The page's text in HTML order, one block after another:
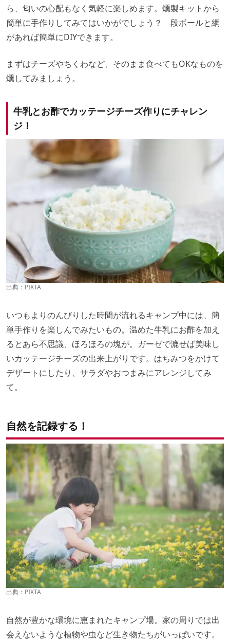
ら、匂いの心配もなく気軽に楽しめます。燻製キットから
簡単に手作りしてみてはいかがでしょう？ 段ボールと網
があれば簡単にDIYできます。
まずはチーズやちくわなど、そのまま食べてもOKなものを
燻してみましょう。
牛乳とお酢でカッテージチーズ作りにチャレン
ジ！
出典： PIXTA
いつもよりのんびりした時間が流れるキャンプ中には、簡
単手作りを楽しんでみたいもの。温めた牛乳にお酢を加え
るとあら不思議、ほろほろの塊が。ガーゼで漉せば美味し
いカッテージチーズの出来上がりです。はちみつをかけて
デザートにしたり、サラダやおつまみにアレンジしてみ
て。
自然を記録する！
出典： PIXTA
自然が豊かな環境に恵まれたキャンプ場。家の周りでは出
会えないような植物や虫など生き物たちがいっぱいです。